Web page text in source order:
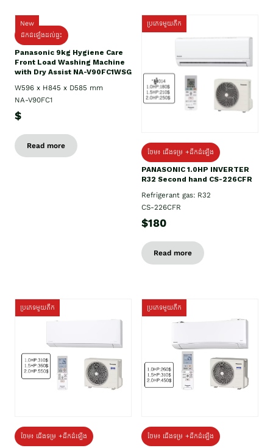
New
ដឹកដំឡើងដល់ផ្ទះ
Panasonic 9kg Hygiene Care
Front Load Washing Machine
with Dry Assist NA-V90FC1WSG
W596 x H845 x D585 mm
NA-V90FC1
$
Read more
ប្រភេទមួយតឹក
ថែម៖ ជើងទម្រ +ដឹកដំឡើង
PANASONIC 1.0HP INVERTER
R32 Second hand CS-226CFR
Refrigerant gas: R32
CS-226CFR
$180
Read more
ប្រភេទមួយតឹក
ថែម៖ ជើងទម្រ +ដឹកដំឡើង
ប្រភេទមួយតឹក
ថែម៖ ជើងទម្រ +ដឹកដំឡើង